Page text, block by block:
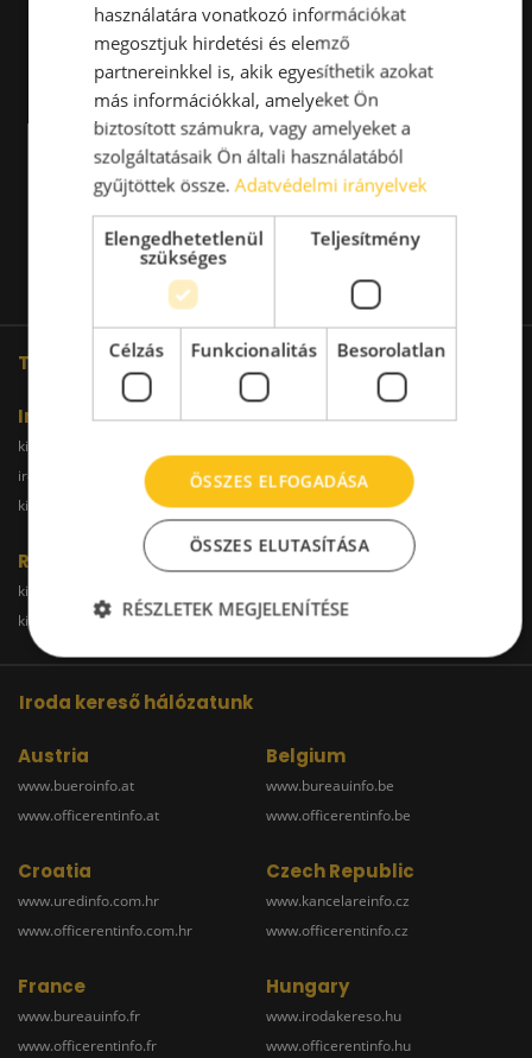
További oldalaink
Iroda
kiadoiroda.info
irodakiadobudapest.hu
kiadoirodabudaors.hu
kiadoirodagyor.hu
Raktár
kiadoraktarbudapest.hu
kiadoraktardebrecen.hu
raktarszekesfehervar.hu
Iroda kereső hálózatunk
Austria
www.bueroinfo.at
www.officerentinfo.at
Belgium
www.bureauinfo.be
www.officerentinfo.be
Croatia
www.uredinfo.com.hr
www.officerentinfo.com.hr
Czech Republic
www.kancelareinfo.cz
www.officerentinfo.cz
France
www.bureauinfo.fr
www.officerentinfo.fr
Hungary
www.irodakereso.hu
www.officerentinfo.hu
használatára vonatkozó információkat
megosztjuk hirdetési és elemző
partnereinkkel is, akik egyesíthetik azokat
más információkkal, amelyeket Ön
biztosított számukra, vagy amelyeket a
szolgáltatásaik Ön általi használatából
gyűjtöttek össze.Adatvédelmi irányelvek
Elengedhetetlenül
szükséges
Teljesítmény
Célzás Funkcionalitás Besorolatlan
ÖSSZES ELFOGADÁSA
ÖSSZES ELUTASÍTÁSA
RÉSZLETEK MEGJELENÍTÉSE